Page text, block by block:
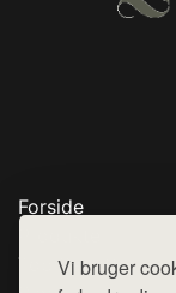
Vi bruger
Forside
Top Rabatter